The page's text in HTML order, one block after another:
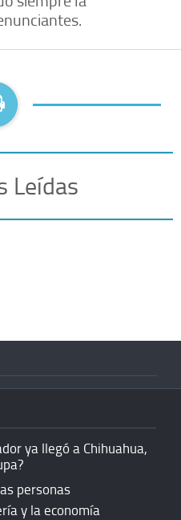
Leídas
ya llegó a Chihuahua,
personas
y la economía